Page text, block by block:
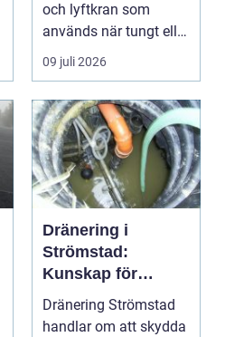
och lyftkran som
används när tungt eller
skrymma...
09 juli 2026
Dränering i
Strömstad:
Kunskap för
tryggare
husgrunder
Dränering Strömstad
handlar om att skydda